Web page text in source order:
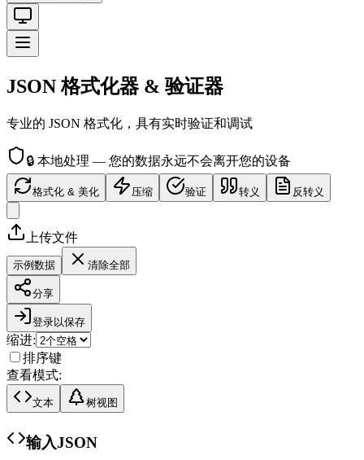
JSON格式化器& 验证器
专业的 JSON 格式化，具有实时验证和调试
🔒 本地处理 — 您的数据永远不会离开您的设备
格式化 & 美化 压缩 验证 转义 反转义
上传文件
示例数据 清除全部
分享
登录以保存
缩进:
排序键
查看模式:
文本 树视图
输入JSON